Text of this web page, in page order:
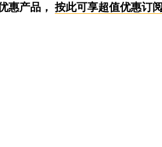
惠产品，按此可享超值优惠订阅